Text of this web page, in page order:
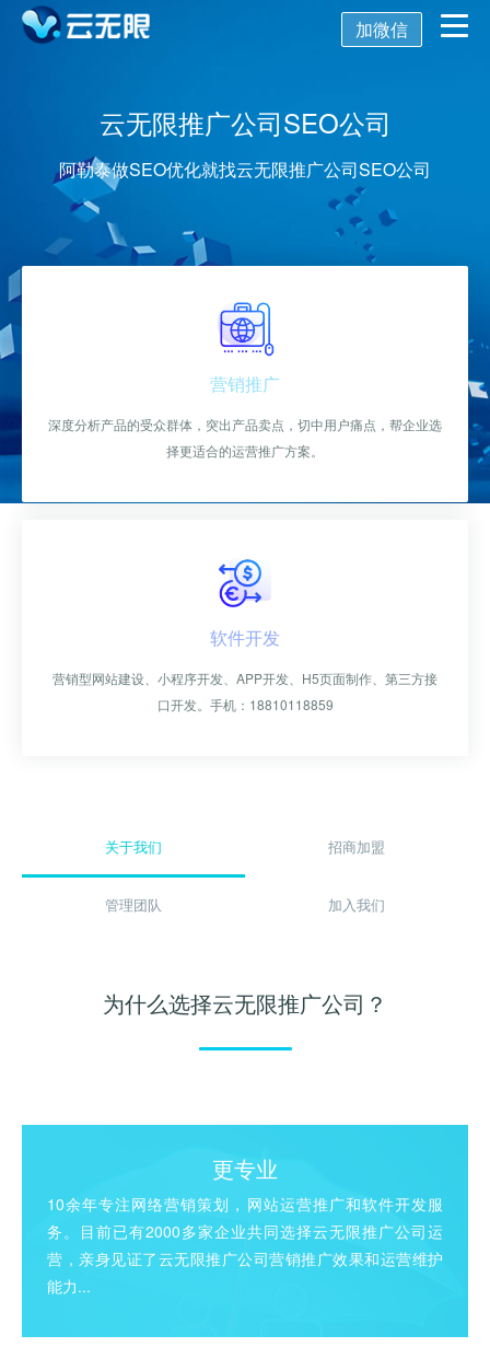
加微信
数字化营销
托管代运营
数字化建设
小程序开发
SEO优化
网站优化方案
SEO基础优化
关键词排名
关于我们
管理团队
联系我们
AISEO系统
云无限推广公司SEO公司
阿勒泰做SEO优化就找云无限推广公司SEO公司
营销推广
深度分析产品的受众群体，突出产品卖点，切中用户痛点，帮企业选
择更适合的运营推广方案。
软件开发
营销型网站建设、小程序开发、APP开发、H5页面制作、第三方接
口开发。手机：18810118859
关于我们 招商加盟
管理团队 加入我们
为什么选择云无限推广公司？
更专业
10余年专注网络营销策划，网站运营推广和软件开发服
务。目前已有2000多家企业共同选择云无限推广公司运
营，亲身见证了云无限推广公司营销推广效果和运营维护
能力...